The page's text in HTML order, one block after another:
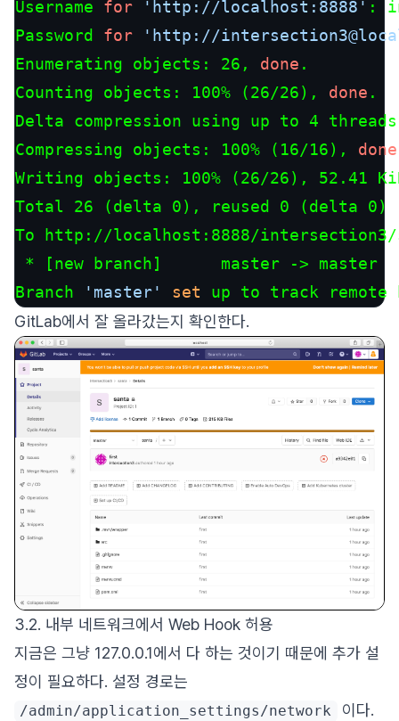
Username for 'http://localhost:8888' :
Password for
'http://
Enumerating objects: 26, done .
Counting objects: 100% (26/26), done .
Delta compression using up to 4 threads
Compressing objects: 100% (16/16), done
Writing objects: 100% (26/26), 52.41
Total 26 (delta 0), reused 0 (delta 0)
To http://localhost:8888/
* [new branch]      master -> master
Branch
'master' set up to track remote
GitLab에서 잘 올라갔는지 확인한다.
3.2. 내부 네트워크에서 Web Hook 허용
지금은 그냥 127.0.0.1에서 다 하는 것이기 때문에 추가 설
정이 필요하다. 설정 경로는
/admin/application_settings/network
이다.